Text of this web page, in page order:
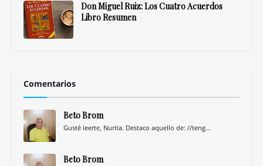
Don Miguel Ruiz: Los Cuatro Acuerdos
Libro Resumen
Comentarios
Beto Brom
Gusté leerte, Nurita. Destaco aquello de: //teng...
Beto Brom